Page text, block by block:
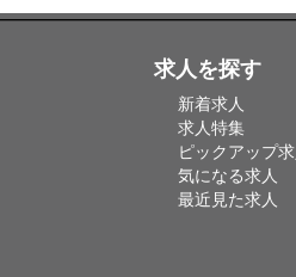
求人を探す
新着求人
求人特集
ピックアップ
気になる求人
最近見た求人